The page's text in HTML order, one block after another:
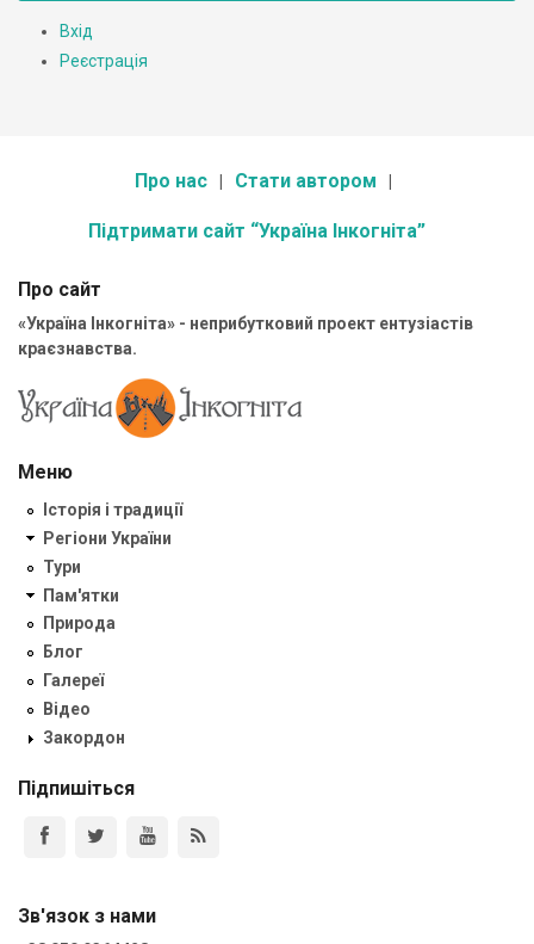
Вхід
Реєстрація
Про нас Стати автором
Підтримати сайт “Україна Інкогніта”
Про сайт
«Україна Інкогніта» - неприбутковий проект ентузіастів
краєзнавства.
Меню
Історія і традиції
Регіони України
Тури
Пам'ятки
Природа
Блог
Галереї
Відео
Закордон
Підпишіться
Зв'язок з нами